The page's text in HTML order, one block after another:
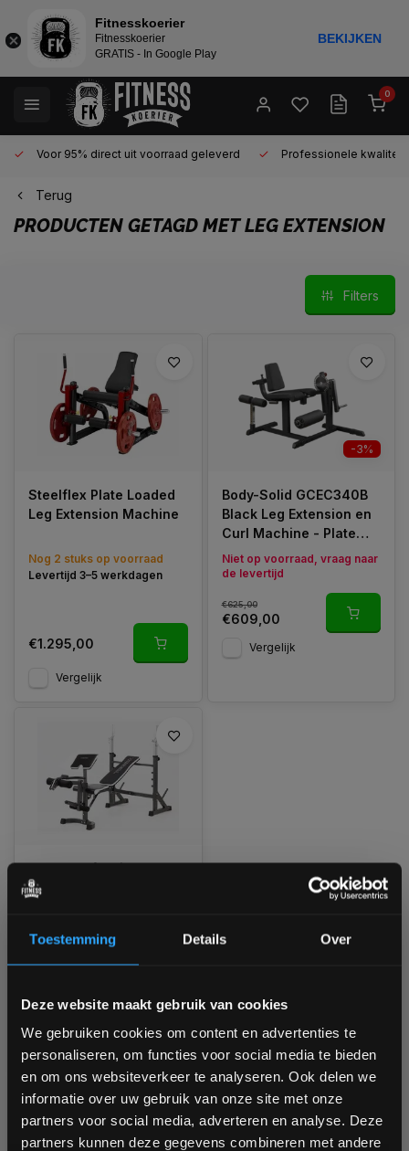
Toestemming Details Over
Deze website maakt gebruik van cookies
We gebruiken cookies om content en advertenties te
personaliseren, om functies voor social media te bieden
en om ons websiteverkeer te analyseren. Ook delen we
informatie over uw gebruik van onze site met onze
partners voor social media, adverteren en analyse. Deze
partners kunnen deze gegevens combineren met andere
0
Voor 95% direct uit voorraad geleverd Professionele kwaliteit
Terug
PRODUCTEN GETAGD MET LEG EXTENSION
Filters
Steelflex Plate Loaded
Leg Extension Machine
Nog 2 stuks op voorraad
Levertijd 3–5 werkdagen
€1.295,00
Vergelijk
-3%
Body-Solid GCEC340B
Black Leg Extension en
Curl Machine - Plate
loaded
Niet op voorraad, vraag naar
de levertijd
€625,00
€609,00
Vergelijk
Toorx Professional
Weight Bench WBX-90
Nog 5 stuks op voorraad
1 tot 3 werkdagen
Vergelijk
1
Bam! 5% korting op je volgende
bestelling
Schrijf je in voor onze nieuwsbrief om op de hoogte te
blijven over onze nieuwe producten, deals en meer
interessante info. Ontvang 5% korting op je eerstvolgende
aankoop! 😀
Fitnesskoerier
Fitnesskoerier
GRATIS - In Google Play
BEKIJKEN